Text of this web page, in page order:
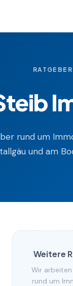
rund um
und am
Weitere
Wir
rund um